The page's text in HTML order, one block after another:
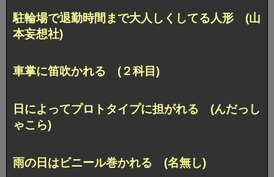
駐輪場で退勤時間まで大人しくしてる人形 (山
本妄想社)
車掌に笛吹かれる (２科目)
日によってプロトタイプに担がれる (んだっし
ゃこら)
雨の日はビニール巻かれる (名無し)